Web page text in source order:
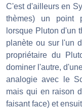
C'est d'ailleurs en
thèmes) un point
lorsque Pluton d'un
planète ou sur l'un
propriétaire du
dominer l'autre,
analogie avec le
mais qui en raison
faisant face) et